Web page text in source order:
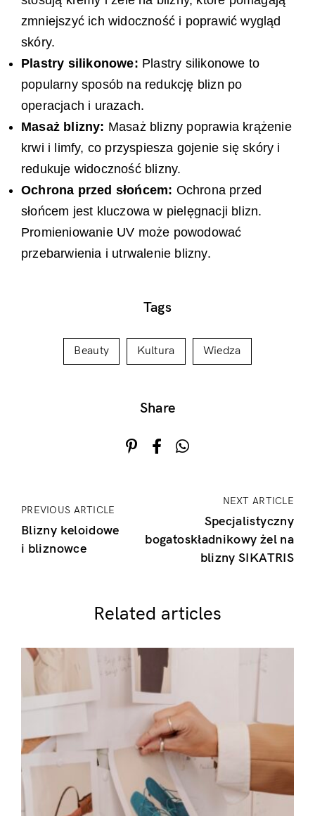
zmniejszyć ich widoczność i poprawić wygląd
skóry.
Plastry silikonowe: Plastry silikonowe to
popularny sposób na redukcję blizn po
operacjach i urazach.
Masaż blizny: Masaż blizny poprawia krążenie
krwi i limfy, co przyspiesza gojenie się skóry i
redukuje widoczność blizny.
Ochrona przed słońcem: Ochrona przed
słońcem jest kluczowa w pielęgnacji blizn.
Promieniowanie UV może powodować
przebarwienia i utrwalenie blizny.
Tags
Beauty Kultura Wiedza
Share
PREVIOUS ARTICLE
Blizny keloidowe
i bliznowce
NEXT ARTICLE
Specjalistyczny
bogatoskładnikowy żel na
blizny SIKATRIS
Related articles